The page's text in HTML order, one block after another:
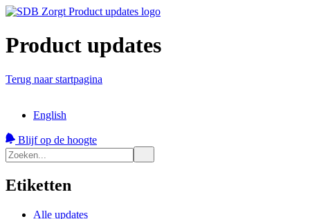
Product updates
Terug naar startpagina
English
Blijf op de hoogte
Etiketten
Alle updates